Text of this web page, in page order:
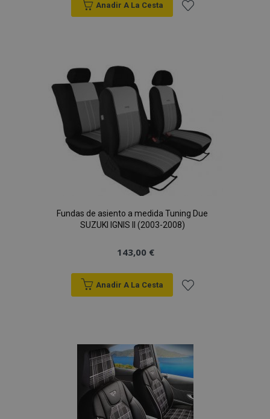
Anadir A La Cesta
Deseos
Fundas de asiento a medida Tuning Due
SUZUKI IGNIS II (2003-2008)
143,00 €
Anadir A La Cesta
Lista
de
Deseos